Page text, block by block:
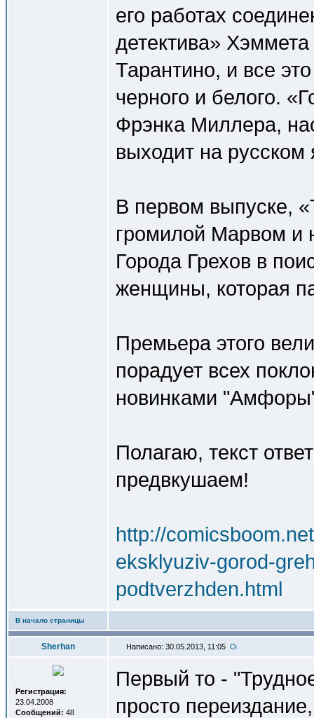
его работах
детектива»
Тарантино, и все
черного и белого.
Фрэнка Миллера,
выходит на
В первом выпуске,
громилой Марвом и
Города Грехов в
женщины, которая
Премьера этого
порадует всех
новинками
Полагаю, текст
предвкушаем!
http://
eksklyuziv-gorod-
podtverzhden.html
В начало страницы
Sherhan Написано: 30.05.2013, 11:05
Регистрация:
23.04.2008
Сообщений: 48
Первый то -
просто